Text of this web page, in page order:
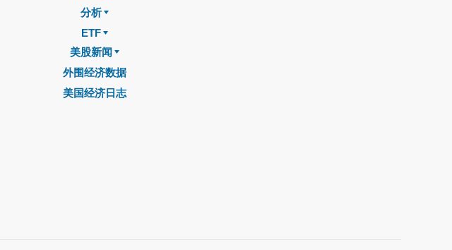
分析
ETF
美股新闻
外围经济数据
美国经济日志